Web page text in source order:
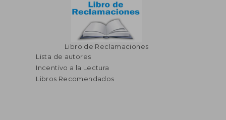
Libro de Reclamaciones
Lista de autores
Incentivo a la Lectura
Libros Recomendados